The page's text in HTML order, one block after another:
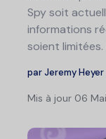
Spy soit
informations
soient limitées.
parJeremy Heyer
Mis à jour 06